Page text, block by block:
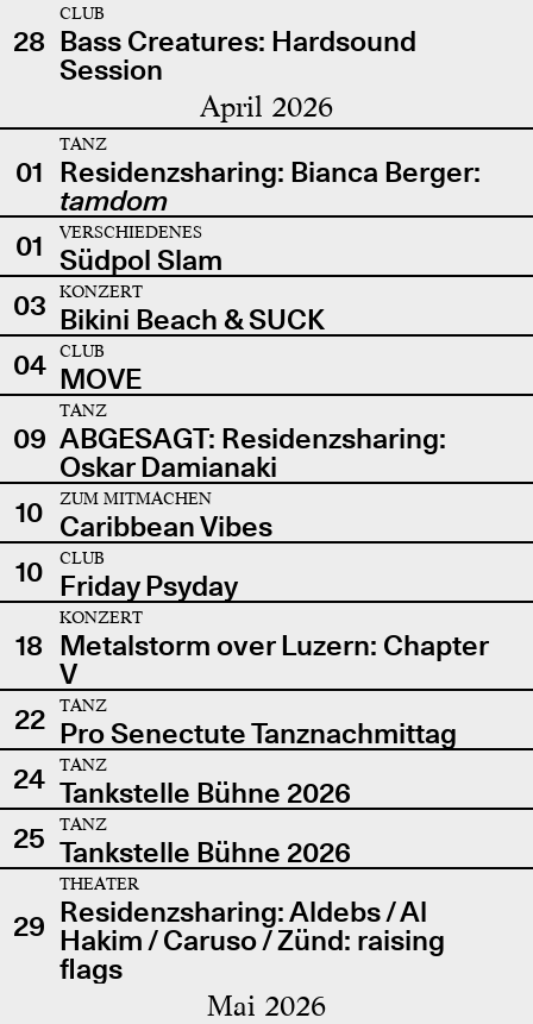
28
CLUB
Bass Creatures: Hardsound
Session
April 2026
01
TANZ
Residenzsharing: Bianca Berger:
tamdom
01
VERSCHIEDENES
Südpol Slam
03
KONZERT
Bikini Beach & SUCK
04
CLUB
MOVE
09
TANZ
ABGESAGT: Residenzsharing:
Oskar Damianaki
10
ZUM MITMACHEN
Caribbean Vibes
10
CLUB
Friday Psyday
18
KONZERT
Metalstorm over Luzern: Chapter
V
22
TANZ
Pro Senectute Tanznachmittag
24
TANZ
Tankstelle Bühne 2026
25
TANZ
Tankstelle Bühne 2026
29
THEATER
Residenzsharing: Aldebs / Al
Hakim / Caruso / Zünd: raising
flags
Mai 2026